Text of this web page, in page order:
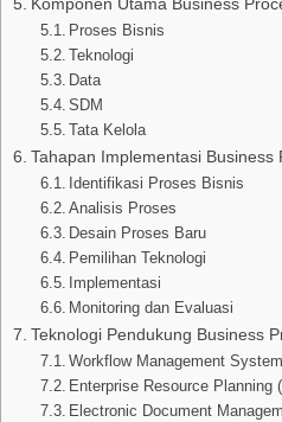
Komponen Utama Business
Proses Bisnis
Teknologi
Data
SDM
Tata Kelola
Tahapan Implementasi Business
Identifikasi Proses Bisnis
Analisis Proses
Desain Proses Baru
Pemilihan Teknologi
Implementasi
Monitoring dan Evaluasi
Teknologi Pendukung Business
Workflow Management System
Enterprise Resource Planning
Electronic Document